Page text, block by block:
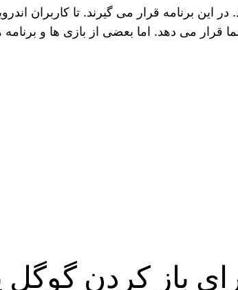
این برنامه قرار می گیرند. تا کاربران
قرار می دهد. اما بعضی از بازی‌ ها و برنامه